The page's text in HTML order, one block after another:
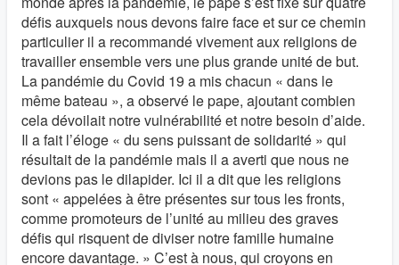
défis auxquels nous devons faire face et sur ce chemin
particulier il a recommandé vivement aux religions de
travailler ensemble vers une plus grande unité de but.
La pandémie du Covid 19 a mis chacun « dans le
même bateau », a observé le pape, ajoutant combien
cela dévoilait notre vulnérabilité et notre besoin d’aide.
Il a fait l’éloge « du sens puissant de solidarité » qui
résultait de la pandémie mais il a averti que nous ne
devions pas le dilapider. Ici il a dit que les religions
sont « appelées à être présentes sur tous les fronts,
comme promoteurs de l’unité au milieu des graves
défis qui risquent de diviser notre famille humaine
encore davantage. » C’est à nous, qui croyons en